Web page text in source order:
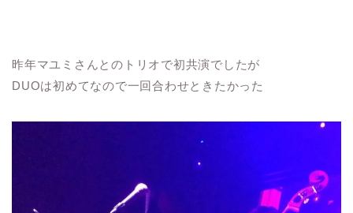
昨年マユミさんとのトリオで初共演でしたが
DUOは初めてなので一回合わせときたかった